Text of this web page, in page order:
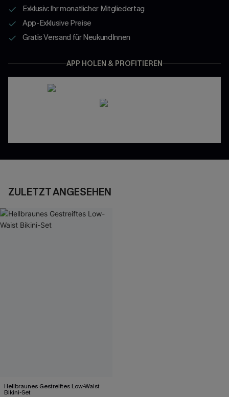
Exklusiv: Ihr monatlicher Mitgliedertag
App-Exklusive Preise
Gratis Versand für NeukundInnen
APP HOLEN & PROFITIEREN
ZULETZT ANGESEHEN
Hellbraunes Gestreiftes Low-Waist
Bikini-Set